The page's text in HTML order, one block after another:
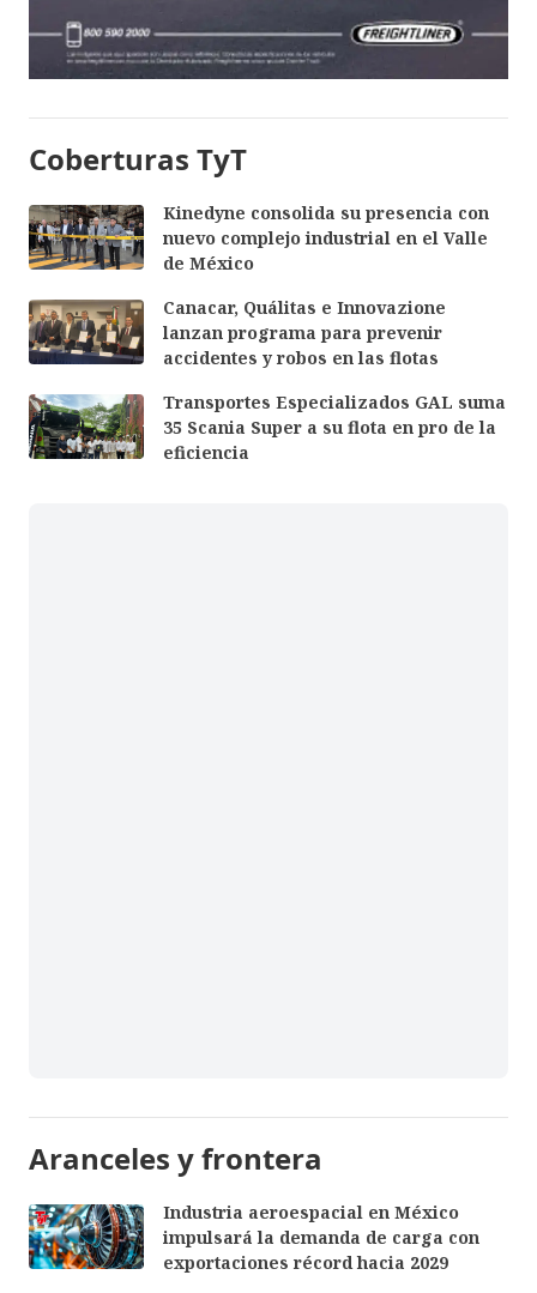
Coberturas TyT
Kinedyne consolida su presencia con
nuevo complejo industrial en el Valle
de México
Canacar, Quálitas e Innovazione
lanzan programa para prevenir
accidentes y robos en las flotas
Transportes Especializados GAL suma
35 Scania Super a su flota en pro de la
eficiencia
Aranceles y frontera
Industria aeroespacial en México
impulsará la demanda de carga con
exportaciones récord hacia 2029